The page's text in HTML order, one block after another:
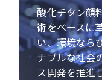
酸化チタン顔
術をベースに
い、環境なら
ナブルな社会
ス開発を推進